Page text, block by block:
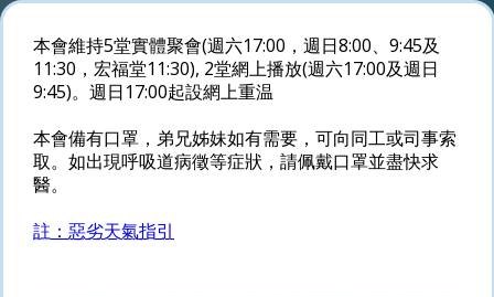
本會維持5堂實體聚會(週六17:00，週日8:00、9:45及
11:30，宏福堂11:30), 2堂網上播放(週六17:00及週日
9:45)。週日17:00起設網上重温
本會備有口罩，弟兄姊妹如有需要，可向同工或司事索
取。如出現呼吸道病徵等症狀，請佩戴口罩並盡快求
醫。
註：惡劣天氣指引